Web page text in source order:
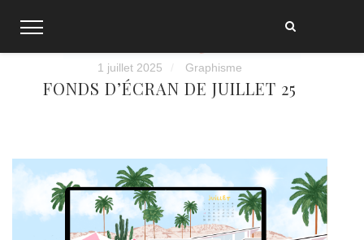
1 juillet 2025 Graphisme
FONDS D’ÉCRAN DE JUILLET 25